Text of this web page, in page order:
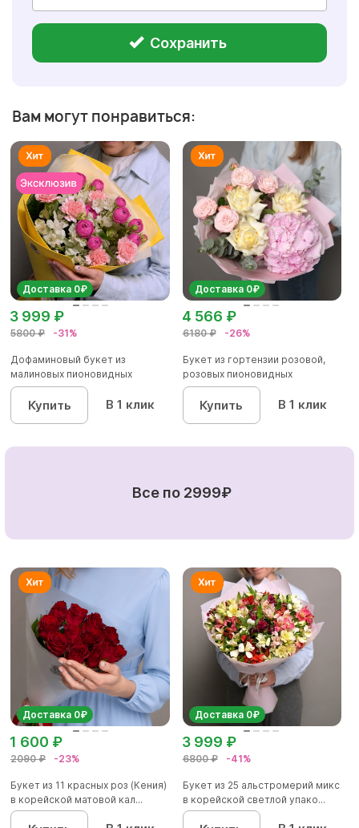
Сохранить
Вам могут понравиться:
Доставка 0₽
5800 ₽ -31%
3 999 ₽
Дофаминовый букет из
малиновых пионовидных
кустовых роз...
Купить В 1 клик
Доставка 0₽
6180 ₽ -26%
4 566 ₽
Букет из гортензии розовой,
розовых пионовидных
кустовы...
Купить В 1 клик
Все по 2999₽
Доставка 0₽
2090 ₽ -23%
1 600 ₽
Букет из 11 красных роз (Кения)
в корейской матовой кал...
Доставка 0₽
6800 ₽ -41%
3 999 ₽
Букет из 25 альстромерий микс
в корейской светлой упако...